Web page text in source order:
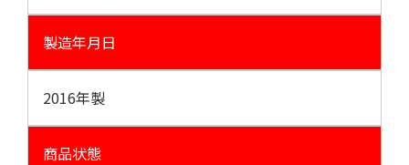
製造年月日
2016年製
商品状態